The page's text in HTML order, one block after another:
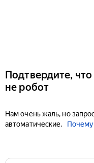
Подтвердите,
не робот
Нам очень жаль, но
автоматические.
Почему